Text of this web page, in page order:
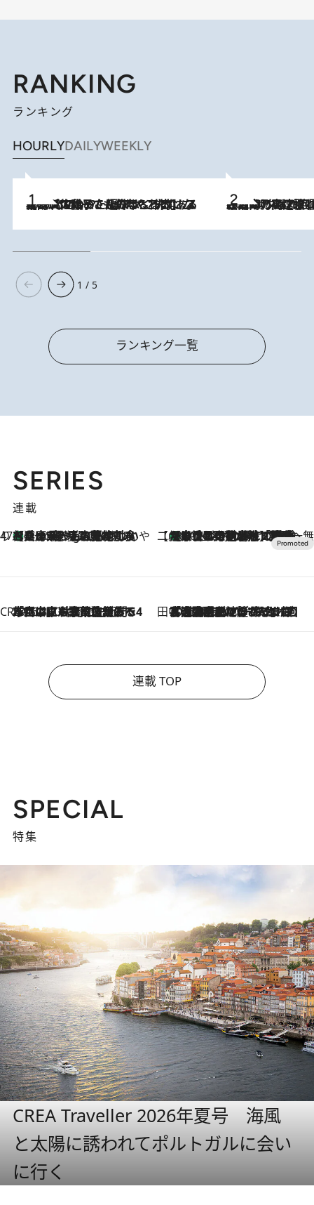
RANKING
ランキング
HOURLYDAILYWEEKLY
2026.8.5
【阿川佐和子さんの年とる力】なぜ70代で始めた趣味は“こんなに楽しい”のか？ ピアノ、俳句…スランプに陥っても続けられる“ある秘訣”とは 2026.8.7
「湘南乃風に憧れて」観客大盛上がりの“タオル回し”に、ラッパー顔負けの高速歌唱まで…さだまさし（74）のアグレッシブすぎる現在地
1 / 5
ランキング一覧
SERIES
連載
47都道府県の手みやげ ひんやりスイーツで夏を満喫
1 Hour Ago
【兵庫県】この夏絶対食べたい 冷やしておいしいおやつ3選 淡路島の恵みをジェラートに集約 【CREA×星野リゾート】唯一無二。癒しと発見が待つ場所へ
2026.8.7
【トンボの足水浴】ヒノキの香りに包まれて涼感マックス！約13℃の湧水かけ流しを避暑地「星野温泉 トンボの湯」で体験
CREA'S CHOICE
2026.8.7
「立川にも歌舞伎があるんだよ」 片岡仁左衛門・市川中車ら豪華座組みで4年目の立川立飛歌舞伎へ 田中稲の勝手に再ブーム
2026.8.7
「湘南乃風に憧れて」観客大盛上がりの“タオル回し”に、ラッパー顔負けの高速歌唱まで…さだまさし（74）のアグレッシブすぎる現在地
連載 TOP
SPECIAL
特集
CREA Traveller 2026年夏号 海風
と太陽に誘われてポルトガルに会い
に行く